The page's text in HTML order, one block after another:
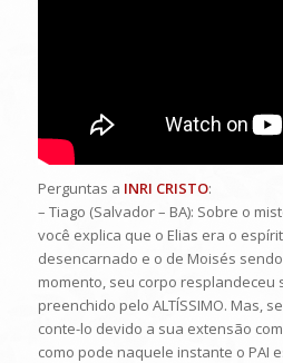
Perguntas a INRI CRISTO:
– Tiago (Salvador – BA): Sobre o
você explica que o Elias era o
desencarnado e o de Moisés
momento, seu corpo resplandeceu
preenchido pelo ALTÍSSIMO. Mas,
conte-lo devido a sua extensão
como pode naquele instante o PAI